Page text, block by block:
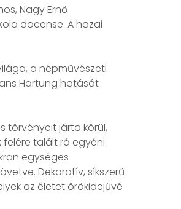
Nagy Ernő
docense. A hazai
a népművészeti
Hartung hatását
törvényeit járta körül,
talált rá egyéni
egységes
Dekoratív, síkszerű
az életet örökidejűvé